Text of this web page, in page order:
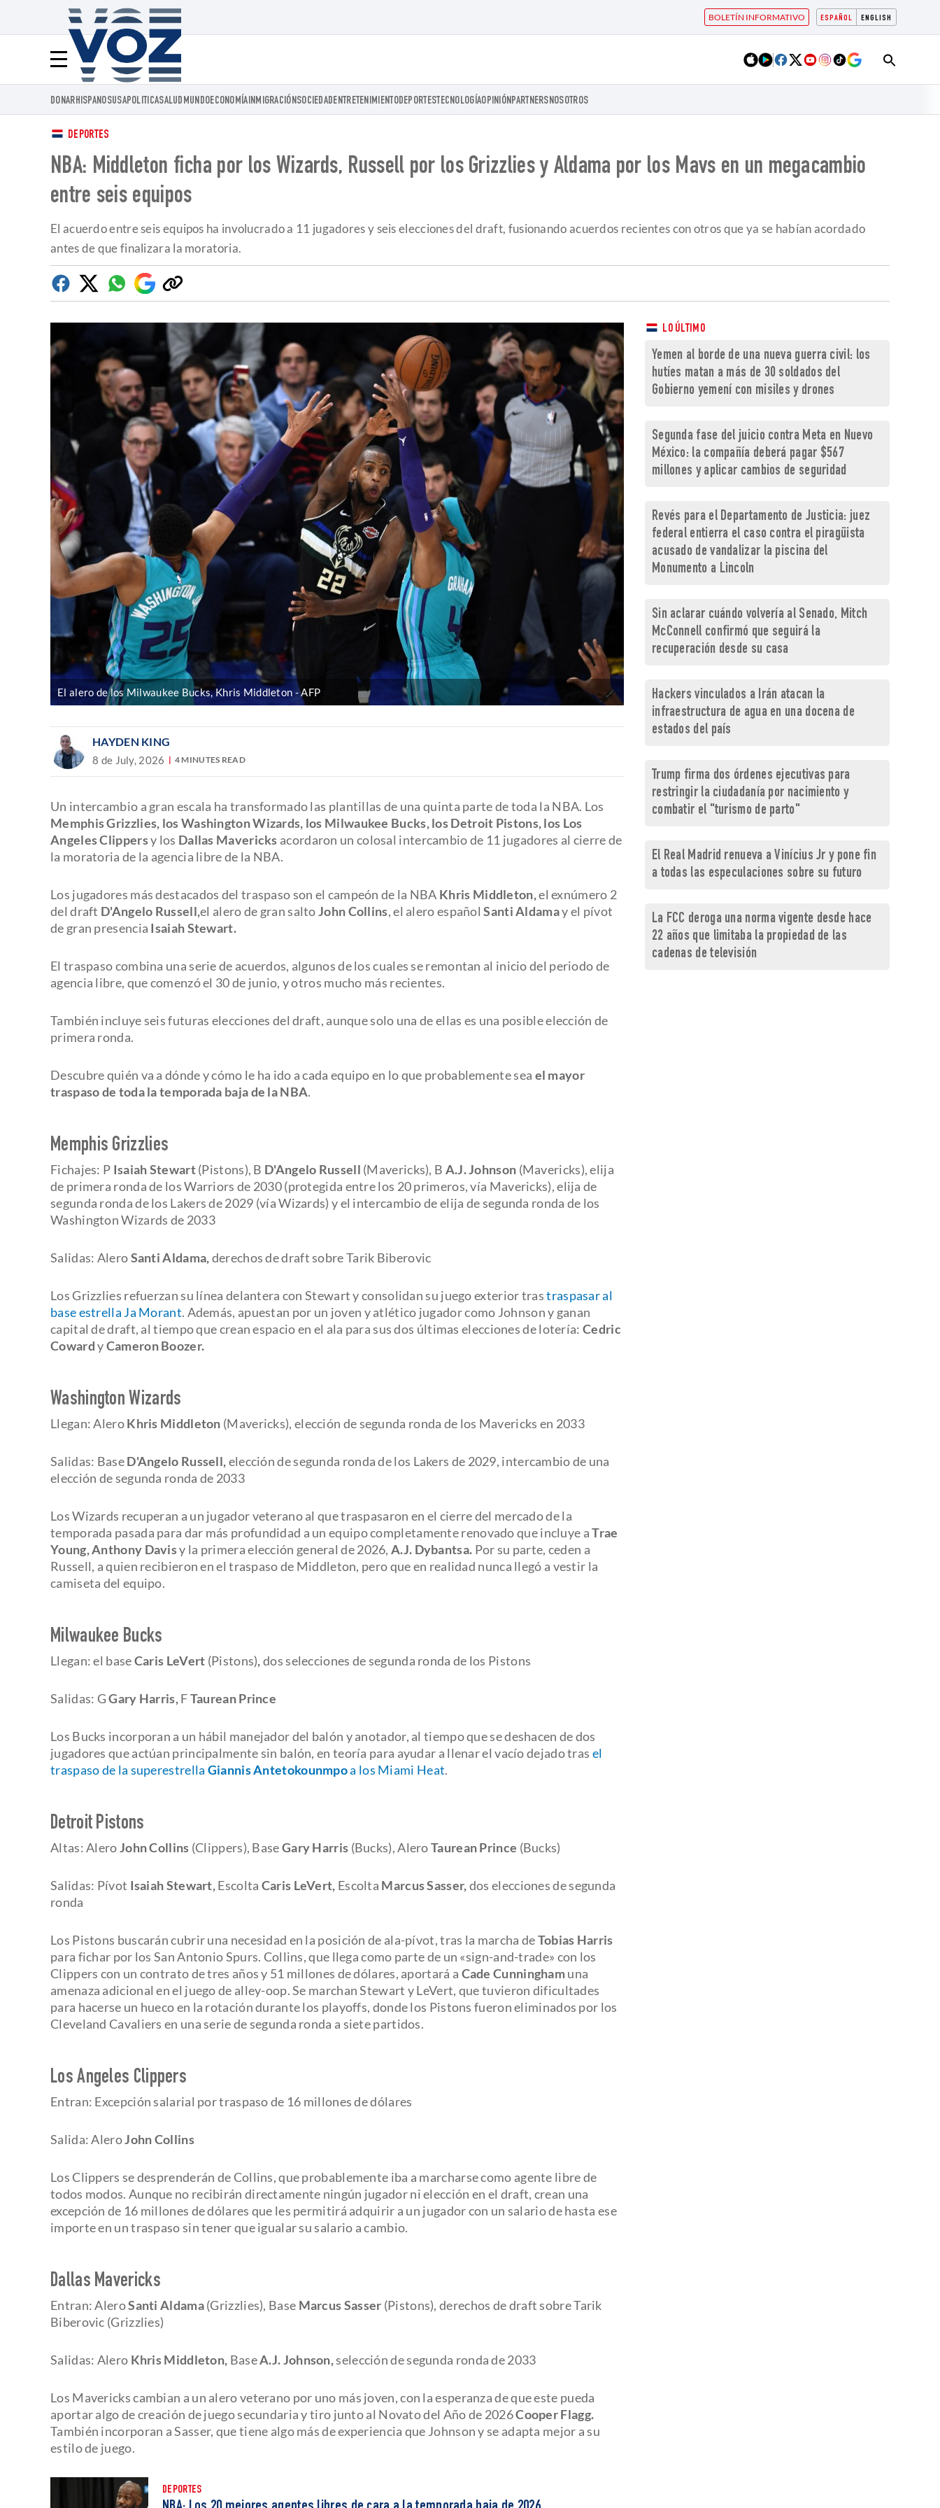
ESPAÑOL ENGLISH
BOLETÍN INFORMATIVO
Menú
Voz.us
DONARHISPANOSUSAPOLITICASALUD MUNDOECONOMÍAINMIGRACIÓNSOCIEDADENTRETENIMIENTODEPORTESTECNOLOGÍAOPINIÓNPARTNERSNOSOTROS
DEPORTES
NBA: Middleton ficha por los Wizards, Russell por los Grizzlies y Aldama por los Mavs en un megacambio
entre seis equipos
El acuerdo entre seis equipos ha involucrado a 11 jugadores y seis elecciones del draft, fusionando acuerdos recientes con otros que ya se habían acordado
antes de que finalizara la moratoria.
Facebook
TwitterWhatsapp
Google
Discover
Copiar
enlace
El alero de los Milwaukee Bucks, Khris Middleton AFP
HAYDEN KING
8 de July, 2026 4 MINUTES READ
Un intercambio a gran escala ha transformado las plantillas de una quinta parte de toda la NBA. Los
Memphis Grizzlies, los Washington Wizards, los Milwaukee Bucks, los Detroit Pistons, los Los
Angeles Clippersy los Dallas Mavericks acordaron un colosal intercambio de 11 jugadores al cierre de
la moratoria de la agencia libre de la NBA.
Los jugadores más destacados del traspaso son el campeón de la NBA Khris Middleton,el exnúmero 2
del draft D'Angelo Russell,el alero de gran saltoJohn Collins, el alero españolSanti Aldamay el pívot
de gran presencia Isaiah Stewart.
El traspaso combina una serie de acuerdos, algunos de los cuales se remontan al inicio del periodo de
agencia libre, que comenzó el 30 de junio, y otros mucho más recientes.
También incluye seis futuras elecciones del draft, aunque solo una de ellas es una posible elección de
primera ronda.
Descubre quién va a dónde y cómo le ha ido a cada equipo en lo que probablemente sea el mayor
traspaso de toda la temporada baja de la NBA.
Memphis Grizzlies
Fichajes: P Isaiah Stewart(Pistons), B D'Angelo Russell (Mavericks), B A.J. Johnson (Mavericks), elija
de primera ronda de los Warriors de 2030 (protegida entre los 20 primeros, vía Mavericks), elija de
segunda ronda de los Lakers de 2029 (vía Wizards) y el intercambio de elija de segunda ronda de los
Washington Wizards de 2033
Salidas: AleroSanti Aldama,derechos de draft sobre Tarik Biberovic
Los Grizzlies refuerzan su línea delantera con Stewart y consolidan su juego exterior trastraspasar al
base estrella Ja Morant. Además, apuestan por un joven y atlético jugador como Johnson y ganan
capital de draft, al tiempo que crean espacio en el ala para sus dos últimas elecciones de lotería: Cedric
CowardyCameron Boozer.
Washington Wizards
Llegan: AleroKhris Middleton (Mavericks), elección de segunda ronda de los Mavericks en 2033
Salidas: BaseD'Angelo Russell,elección de segunda ronda de los Lakers de 2029, intercambio de una
elección de segunda ronda de 2033
Los Wizards recuperan a un jugador veterano al que traspasaron en el cierre del mercado de la
temporada pasada para dar más profundidad a un equipo completamente renovado que incluye aTrae
Young, Anthony Davisy la primera elección general de 2026,A.J. Dybantsa. Por su parte, ceden a
Russell, a quien recibieron en el traspaso de Middleton, pero que en realidad nunca llegó a vestir la
camiseta del equipo.
Milwaukee Bucks
Llegan: el baseCaris LeVert (Pistons),dos selecciones de segunda ronda de los Pistons
Salidas: GGary Harris,FTaurean Prince
Los Bucks incorporan a un hábil manejador del balón y anotador, al tiempo que se deshacen de dos
jugadores que actúan principalmente sin balón, en teoría para ayudar a llenar el vacío dejado tras el
traspaso de la superestrella Giannis Antetokounmpoa los Miami Heat.
Detroit Pistons
Altas: AleroJohn Collins (Clippers), BaseGary Harris (Bucks), AleroTaurean Prince (Bucks)
Salidas: Pívot Isaiah Stewart,Escolta Caris LeVert, Escolta Marcus Sasser,dos elecciones de segunda
ronda
Los Pistons buscarán cubrir una necesidad en la posición de ala-pívot, tras la marcha deTobias Harris
para fichar por los San Antonio Spurs. Collins, que llega como parte de un «sign-and-trade» con los
Clippers con un contrato de tres años y 51 millones de dólares, aportará a Cade Cunninghamuna
amenaza adicional en el juego de alley-oop. Se marchan Stewart y LeVert, que tuvieron dificultades
para hacerse un hueco en la rotación durante los playoffs, donde los Pistons fueron eliminados por los
Cleveland Cavaliers en una serie de segunda ronda a siete partidos.
Los Angeles Clippers
Entran: Excepción salarial por traspaso de 16 millones de dólares
Salida: AleroJohn Collins
Los Clippers se desprenderán de Collins, que probablemente iba a marcharse como agente libre de
todos modos. Aunque no recibirán directamente ningún jugador ni elección en el draft, crean una
excepción de 16 millones de dólares que les permitirá adquirir a un jugador con un salario de hasta ese
importe en un traspaso sin tener que igualar su salario a cambio.
Dallas Mavericks
Entran: AleroSanti Aldama(Grizzlies), Base Marcus Sasser (Pistons), derechos de draft sobre Tarik
Biberovic (Grizzlies)
Salidas: Alero Khris Middleton, BaseA.J. Johnson,selección de segunda ronda de 2033
Los Mavericks cambian a un alero veterano por uno más joven, con la esperanza de que este pueda
aportar algo de creación de juego secundaria y tiro junto al Novato del Año de 2026Cooper Flagg.
También incorporan a Sasser, que tiene algo más de experiencia que Johnson y se adapta mejor a su
estilo de juego.
DEPORTES
LO ÚLTIMO
Yemen al borde de una nueva guerra civil: los
hutíes matan a más de 30 soldados del
Gobierno yemení con misiles y drones
Segunda fase del juicio contra Meta en Nuevo
México: la compañía deberá pagar $567
millones y aplicar cambios de seguridad
Revés para el Departamento de Justicia: juez
federal entierra el caso contra el piragüista
acusado de vandalizar la piscina del
Monumento a Lincoln
Sin aclarar cuándo volvería al Senado, Mitch
McConnell confirmó que seguirá la
recuperación desde su casa
Hackers vinculados a Irán atacan la
infraestructura de agua en una docena de
estados del país
Trump firma dos órdenes ejecutivas para
restringir la ciudadanía por nacimiento y
combatir el "turismo de parto"
El Real Madrid renueva a Vinícius Jr y pone fin
a todas las especulaciones sobre su futuro
La FCC deroga una norma vigente desde hace
22 años que limitaba la propiedad de las
cadenas de televisión